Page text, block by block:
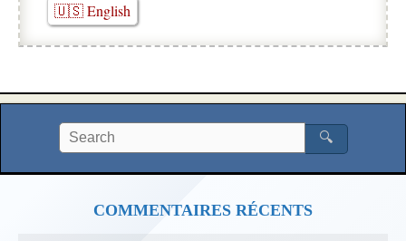
🇺🇸 English
🔍
COMMENTAIRES RÉCENTS